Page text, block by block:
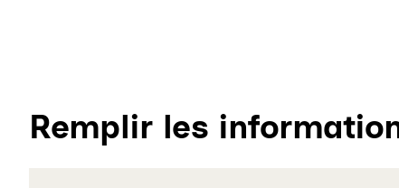
Remplir les